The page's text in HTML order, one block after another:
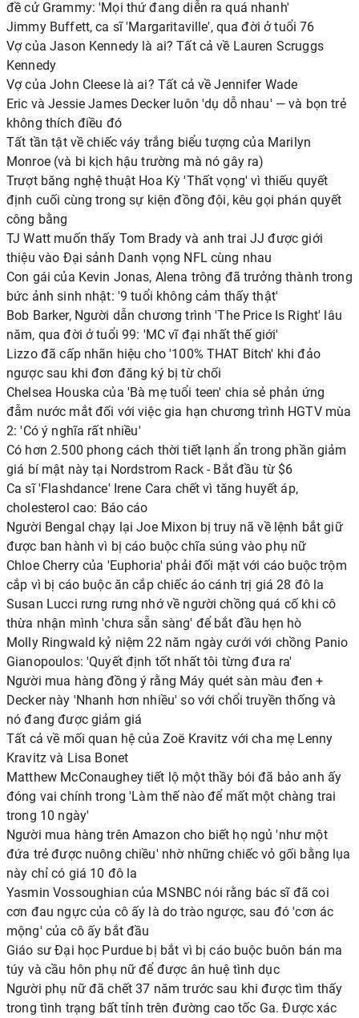
đề cử Grammy: 'Mọi thứ đang diễn ra quá nhanh'
Jimmy Buffett, ca sĩ 'Margaritaville', qua đời ở tuổi 76
Vợ của Jason Kennedy là ai? Tất cả về Lauren Scruggs
Kennedy
Vợ của John Cleese là ai? Tất cả về Jennifer Wade
Eric và Jessie James Decker luôn 'dụ dỗ nhau' — và bọn trẻ
không thích điều đó
Tất tần tật về chiếc váy trắng biểu tượng của Marilyn
Monroe (và bi kịch hậu trường mà nó gây ra)
Trượt băng nghệ thuật Hoa Kỳ 'Thất vọng' vì thiếu quyết
định cuối cùng trong sự kiện đồng đội, kêu gọi phán quyết
công bằng
TJ Watt muốn thấy Tom Brady và anh trai JJ được giới
thiệu vào Đại sảnh Danh vọng NFL cùng nhau
Con gái của Kevin Jonas, Alena trông đã trưởng thành trong
bức ảnh sinh nhật: '9 tuổi không cảm thấy thật'
Bob Barker, Người dẫn chương trình 'The Price Is Right' lâu
năm, qua đời ở tuổi 99: 'MC vĩ đại nhất thế giới'
Lizzo đã cấp nhãn hiệu cho '100% THAT Bitch' khi đảo
ngược sau khi đơn đăng ký bị từ chối
Chelsea Houska của 'Bà mẹ tuổi teen' chia sẻ phản ứng
đẫm nước mắt đối với việc gia hạn chương trình HGTV mùa
2: 'Có ý nghĩa rất nhiều'
Có hơn 2.500 phong cách thời tiết lạnh ẩn trong phần giảm
giá bí mật này tại Nordstrom Rack - Bắt đầu từ $6
Ca sĩ 'Flashdance' Irene Cara chết vì tăng huyết áp,
cholesterol cao: Báo cáo
Người Bengal chạy lại Joe Mixon bị truy nã về lệnh bắt giữ
được ban hành vì bị cáo buộc chĩa súng vào phụ nữ
Chloe Cherry của 'Euphoria' phải đối mặt với cáo buộc trộm
cắp vì bị cáo buộc ăn cắp chiếc áo cánh trị giá 28 đô la
Susan Lucci rưng rưng nhớ về người chồng quá cố khi cô
thừa nhận mình 'chưa sẵn sàng' để bắt đầu hẹn hò
Molly Ringwald kỷ niệm 22 năm ngày cưới với chồng Panio
Gianopoulos: 'Quyết định tốt nhất tôi từng đưa ra'
Người mua hàng đồng ý rằng Máy quét sàn màu đen +
Decker này 'Nhanh hơn nhiều' so với chổi truyền thống và
nó đang được giảm giá
Tất cả về mối quan hệ của Zoë Kravitz với cha mẹ Lenny
Kravitz và Lisa Bonet
Matthew McConaughey tiết lộ một thầy bói đã bảo anh ấy
đóng vai chính trong 'Làm thế nào để mất một chàng trai
trong 10 ngày'
Người mua hàng trên Amazon cho biết họ ngủ 'như một
đứa trẻ được nuông chiều' nhờ những chiếc vỏ gối bằng lụa
này chỉ có giá 10 đô la
Yasmin Vossoughian của MSNBC nói rằng bác sĩ đã coi
cơn đau ngực của cô ấy là do trào ngược, sau đó 'cơn ác
mộng' của cô ấy bắt đầu
Giáo sư Đại học Purdue bị bắt vì bị cáo buộc buôn bán ma
túy và cầu hôn phụ nữ để được ân huệ tình dục
Người phụ nữ đã chết 37 năm trước sau khi được tìm thấy
trong tình trạng bất tỉnh trên đường cao tốc Ga. Được xác